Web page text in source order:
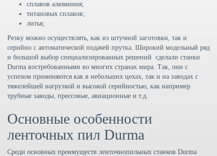
сплавов алюминия;
титановых сплавов;
литья;
Резку можно осуществлять, как из штучной заготовки, так и
серийно с автоматической подачей прутка. Широкий модельный ряд
и большой выбор специализированных решений сделали станки
Durma востребованными во многих странах мира. Так, они с
успехом применяются как в небольших цехах, так и на заводах с
тяжелейшей нагрузкой и высокой серийностью, как например
трубные заводы, прессовые, авиационные и т.д.
Основные особенности
ленточных пил Durma
Среди основных преимуществ ленточнопильных станков Durma